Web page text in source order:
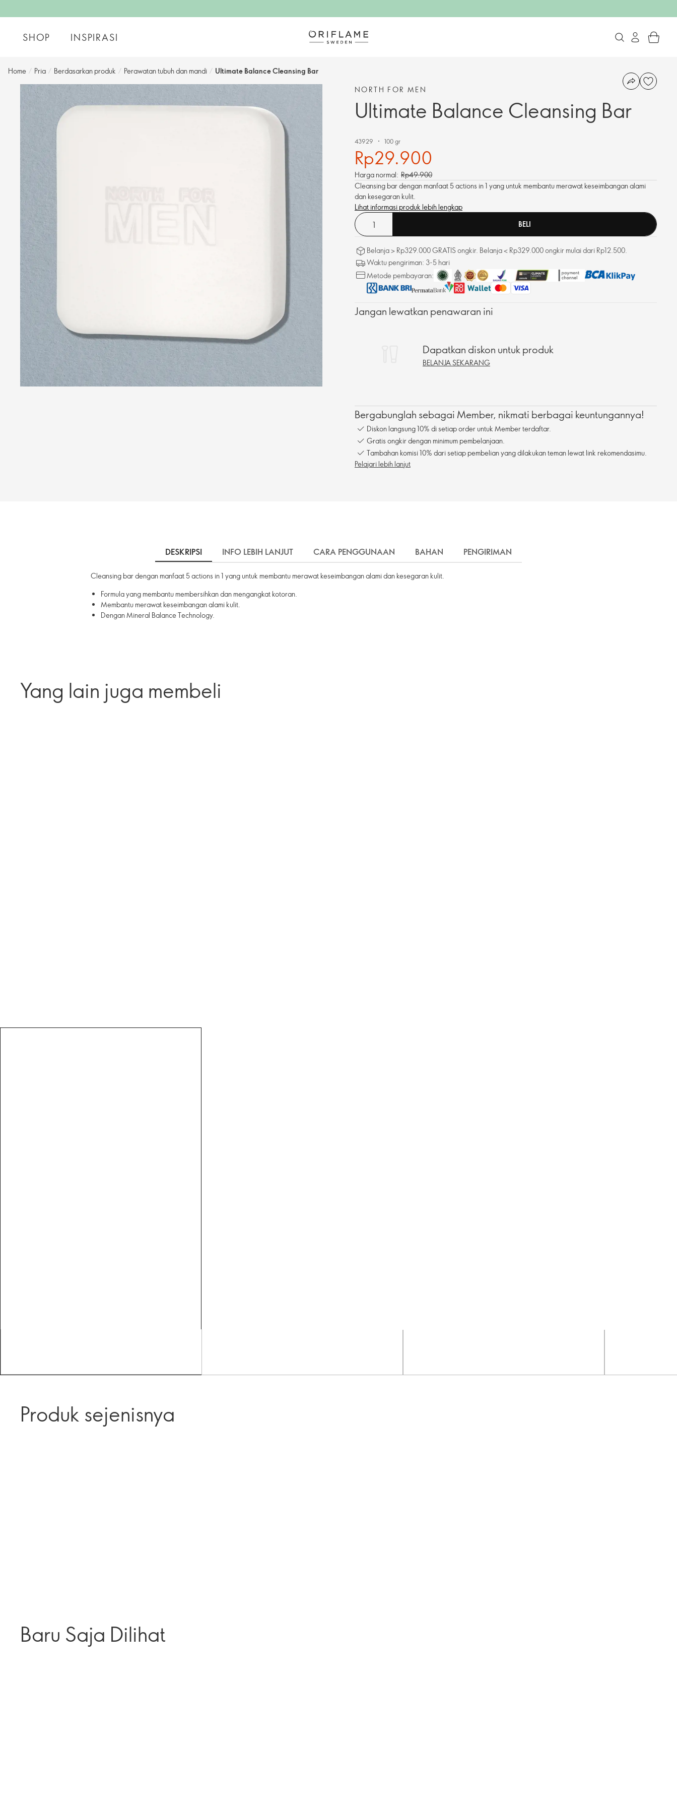
SHOP INSPIRASI
Home / Pria / Berdasarkan produk / Perawatan tubuh dan mandi / Ultimate Balance Cleansing Bar
NORTH FOR MEN
Ultimate Balance Cleansing Bar
43929 100 gr
Rp29.900
Harga normal: Rp49.900
Cleansing bar dengan manfaat 5 actions in 1 yang untuk membantu merawat keseimbangan alami
dan kesegaran kulit.
Lihat informasi produk lebih lengkap
BELI
Belanja > Rp329.000 GRATIS ongkir. Belanja < Rp329.000 ongkir mulai dari Rp12.500.
Waktu pengiriman: 3-5 hari
Metode pembayaran:
Jangan lewatkan penawaran ini
Dapatkan diskon untuk produk
BELANJA SEKARANG
Bergabunglah sebagai Member, nikmati berbagai keuntungannya!
Diskon langsung 10% di setiap order untuk Member terdaftar.
Gratis ongkir dengan minimum pembelanjaan.
Tambahan komisi 10% dari setiap pembelian yang dilakukan teman lewat link rekomendasimu.
Pelajari lebih lanjut
DESKRIPSI INFO LEBIH LANJUT CARA PENGGUNAAN BAHAN PENGIRIMAN
Cleansing bar dengan manfaat 5 actions in 1 yang untuk membantu merawat keseimbangan alami dan kesegaran kulit.
Formula yang membantu membersihkan dan mengangkat kotoran.
Membantu merawat keseimbangan alami kulit.
Dengan Mineral Balance Technology.
Yang lain juga membeli
Produk sejenisnya
Baru Saja Dilihat